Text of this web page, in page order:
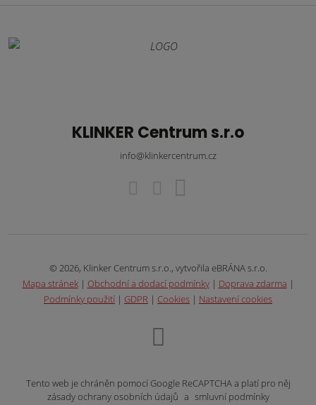
KLINKER Centrum s.r.o
info@klinkercentrum.cz
© 2026, Klinker Centrum s.r.o., vytvořila eBRÁNA s.r.o.
Mapa stránek| Obchodní a dodací podmínky| Doprava zdarma |
Podmínky použití | GDPR | Cookies | Nastavení cookies
Tento web je chráněn pomocí Google ReCAPTCHA a platí pro něj
zásady ochrany osobních údajů a smluvní podmínky